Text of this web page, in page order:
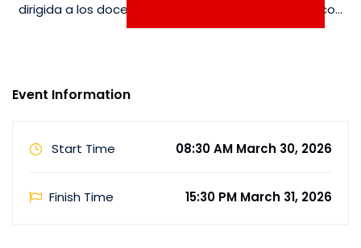
dirigida a los docentes del Programa del Diploma, con
el fin de fortalecer la comprensión de este
estudiantes. Fecha: 30 …
Event Information
Start Time 08:30 AM March 30, 2026
Finish Time 15:30 PM March 31, 2026